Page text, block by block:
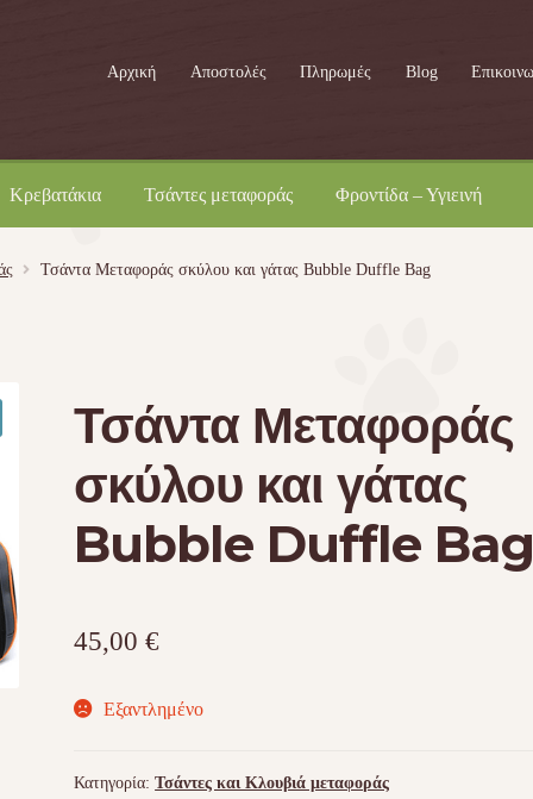
Αρχική Αποστολές Πληρωμές Blog
Κρεβατάκια Τσάντες μεταφοράς Φροντίδα – Υγιεινή
Τσάντα Μεταφοράς σκύλου και γάτας Bubble Duffle Bag
Τσάντα Μεταφοράς
σκύλου και γάτας
Bubble Duffle Bag
45,00€
Εξαντλημένο
Κατηγορία:Τσάντες και Κλουβιά μεταφοράς